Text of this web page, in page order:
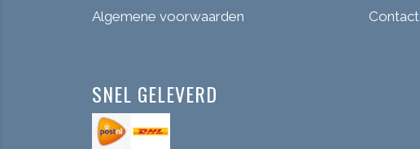
Algemene voorwaarden
Contact
SNEL GELEVERD